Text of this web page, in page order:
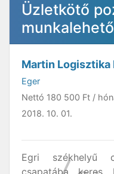
Üzletkötő
Martin Logisztika
Eger
Nettó 180 500 Ft /
2018. 10. 01.
Egri székhelyű
csapatába keres